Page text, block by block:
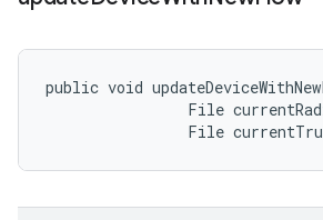
public void
File
File